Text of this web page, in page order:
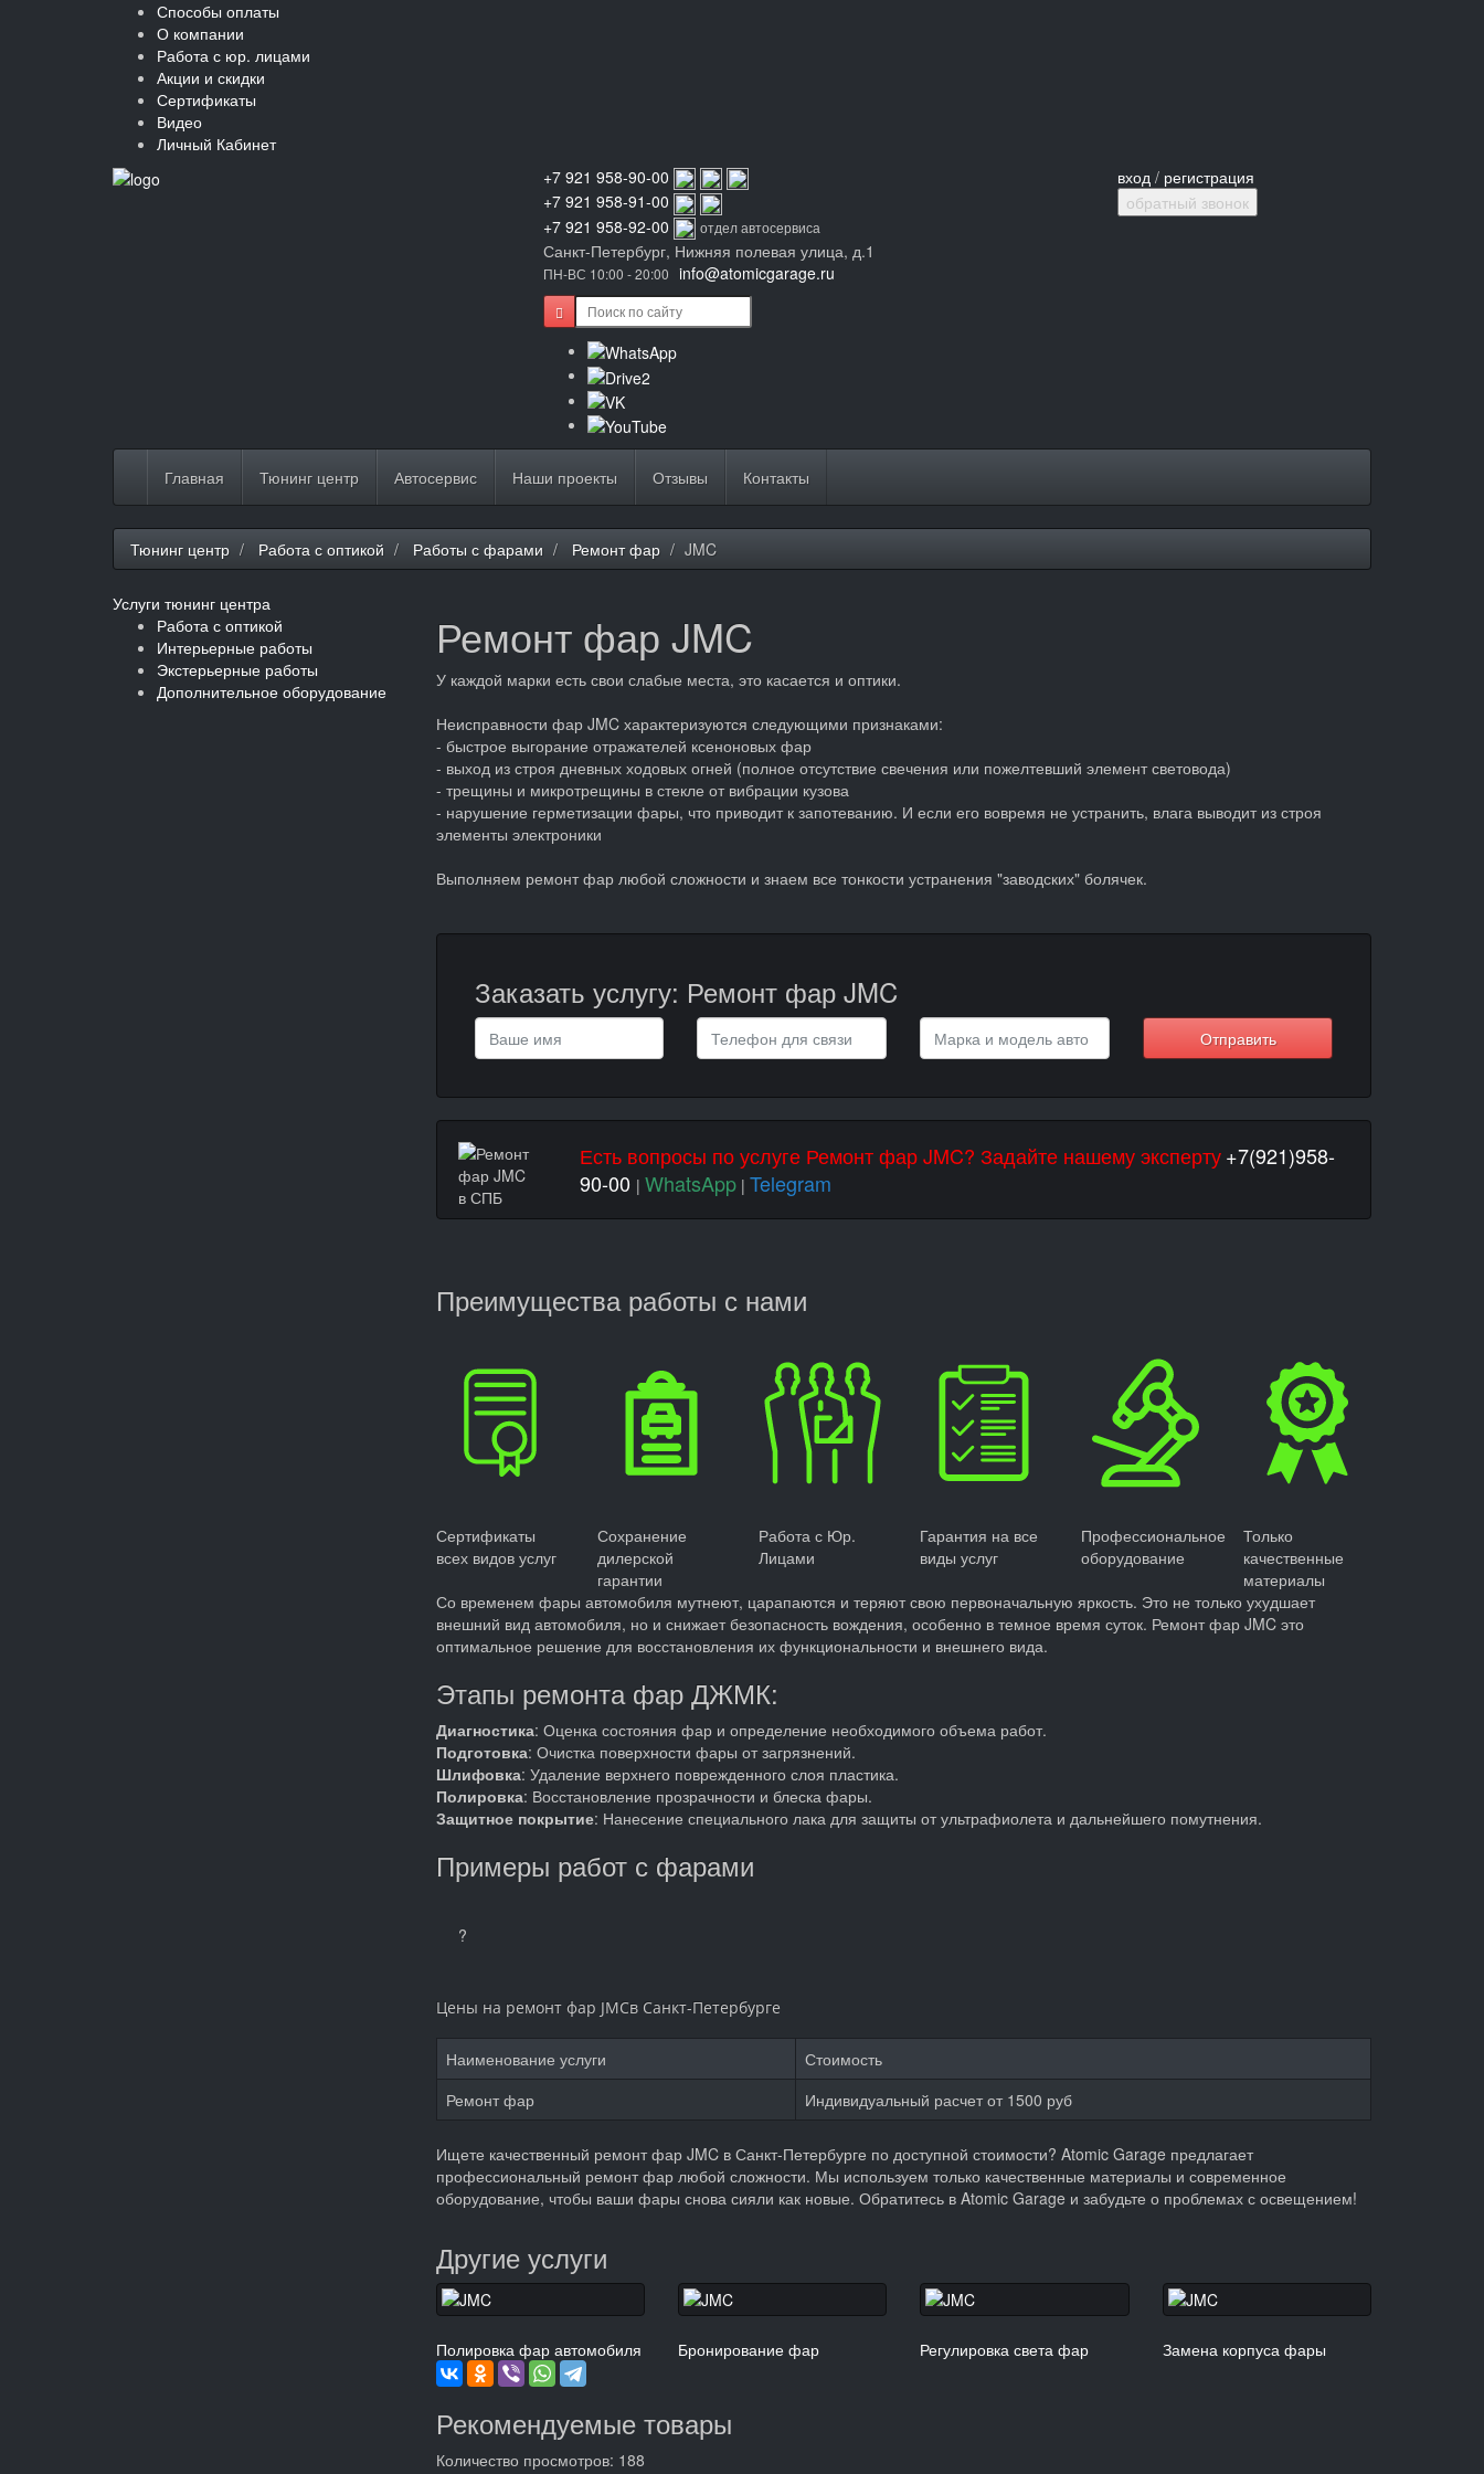
Способы оплаты
О компании
Работа с юр. лицами
Акции и скидки
Сертификаты
Видео
Личный Кабинет
+7 921 958-90-00
+7 921 958-91-00
+7 921 958-92-00
отдел автосервиса
Санкт-Петербург, Нижняя полевая улица, д.1
ПН-ВС 10:00 - 20:00 info@atomicgarage.ru
вход/ регистрация
обратный звонок
Главная Тюнинг центр Автосервис Наши проекты Отзывы Контакты
Тюнинг центр Работа с оптикой Работы с фарами Ремонт фар JMC
Услуги тюнинг центра
Работа с оптикой
Интерьерные работы
Экстерьерные работы
Дополнительное оборудование
Ремонт фар JMC
У каждой марки есть свои слабые места, это касается и оптики.
Неисправности фар JMC характеризуются следующими признаками:
- быстрое выгорание отражателей ксеноновых фар
- выход из строя дневных ходовых огней (полное отсутствие свечения или пожелтевший элемент световода)
- трещины и микротрещины в стекле от вибрации кузова
- нарушение герметизации фары, что приводит к запотеванию. И если его вовремя не устранить, влага выводит из строя
элементы электроники
Выполняем ремонт фар любой сложности и знаем все тонкости устранения "заводских" болячек.
Заказать услугу: Ремонт фар JMC
Отправить
Есть вопросы по услуге Ремонт фар JMC? Задайте нашему эксперту+7(921)958-
90-00 | WhatsApp| Telegram
Преимущества работы с нами
Сертификаты
всех видов услуг
Сохранение
дилерской
гарантии
Работа с Юр.
Лицами
Гарантия на все
виды услуг
Профессиональное
оборудование
Только
качественные
материалы
Со временем фары автомобиля мутнеют, царапаются и теряют свою первоначальную яркость. Это не только ухудшает
внешний вид автомобиля, но и снижает безопасность вождения, особенно в темное время суток. Ремонт фар JMC это
оптимальное решение для восстановления их функциональности и внешнего вида.
Этапы ремонта фар ДЖМК:
Диагностика: Оценка состояния фар и определение необходимого объема работ.
Подготовка: Очистка поверхности фары от загрязнений.
Шлифовка: Удаление верхнего поврежденного слоя пластика.
Полировка: Восстановление прозрачности и блеска фары.
Защитное покрытие: Нанесение специального лака для защиты от ультрафиолета и дальнейшего помутнения.
Примеры работ с фарами
?
Цены на ремонт фар JMCв Санкт-Петербурге
Наименование услуги
Стоимость
Ремонт фар
Индивидуальный расчет от 1500 руб
Ищете качественный ремонт фар JMC в Санкт-Петербурге по доступной стоимости? Atomic Garage предлагает
профессиональный ремонт фар любой сложности. Мы используем только качественные материалы и современное
оборудование, чтобы ваши фары снова сияли как новые. Обратитесь в Atomic Garage и забудьте о проблемах с освещением!
Другие услуги
Полировка фар автомобиля Бронирование фар Регулировка света фар Замена корпуса фары
Рекомендуемые товары
Количество просмотров: 188